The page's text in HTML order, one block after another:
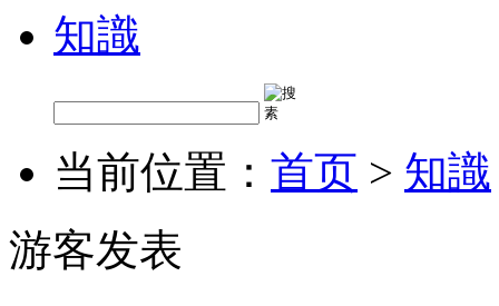
知識
当前位置： 首页 > 知識
游客发表